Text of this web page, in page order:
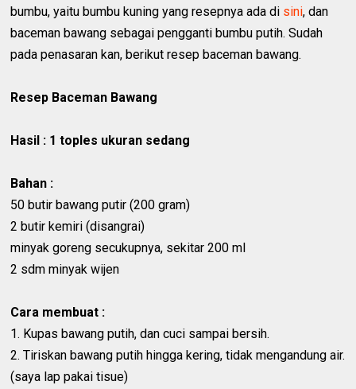
bumbu, yaitu bumbu kuning yang resepnya ada di sini, dan
baceman bawang sebagai pengganti bumbu putih. Sudah
pada penasaran kan, berikut resep baceman bawang.
Resep Baceman Bawang
Hasil : 1 toples ukuran sedang
Bahan :
50 butir bawang putir (200 gram)
2 butir kemiri (disangrai)
minyak goreng secukupnya, sekitar 200 ml
2 sdm minyak wijen
Cara membuat :
1. Kupas bawang putih, dan cuci sampai bersih.
2. Tiriskan bawang putih hingga kering, tidak mengandung air.
(saya lap pakai tisue)